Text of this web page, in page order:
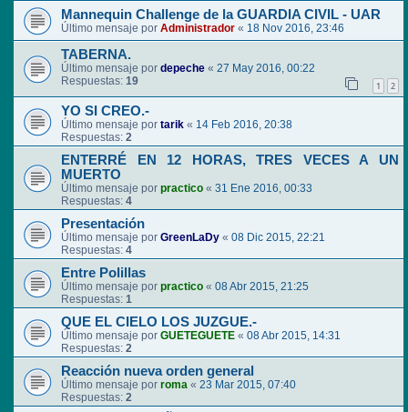
Mannequin Challenge de la GUARDIA CIVIL - UAR
Último mensaje por Administrador « 18 Nov 2016, 23:46
TABERNA.
Último mensaje por depeche « 27 May 2016, 00:22
Respuestas: 19 1 2
YO SI CREO.-
Último mensaje por tarik « 14 Feb 2016, 20:38
Respuestas: 2
ENTERRÉ EN 12 HORAS, TRES VECES A UN
MUERTO
Último mensaje por practico « 31 Ene 2016, 00:33
Respuestas: 4
Presentación
Último mensaje por GreenLaDy « 08 Dic 2015, 22:21
Respuestas: 4
Entre Polillas
Último mensaje por practico « 08 Abr 2015, 21:25
Respuestas: 1
QUE EL CIELO LOS JUZGUE.-
Último mensaje por GUETEGUETE « 08 Abr 2015, 14:31
Respuestas: 2
Reacción nueva orden general
Último mensaje por roma « 23 Mar 2015, 07:40
Respuestas: 2